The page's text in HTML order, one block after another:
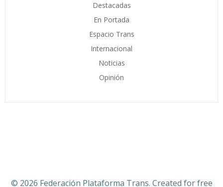
Destacadas
En Portada
Espacio Trans
Internacional
Noticias
Opinión
© 2026 Federación Plataforma Trans. Created for free